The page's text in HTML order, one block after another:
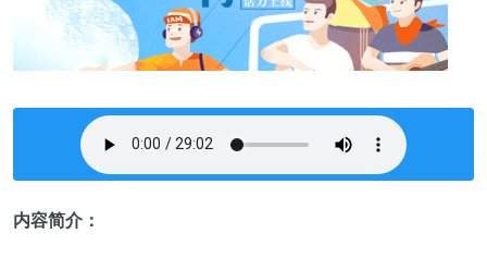
内容简介：